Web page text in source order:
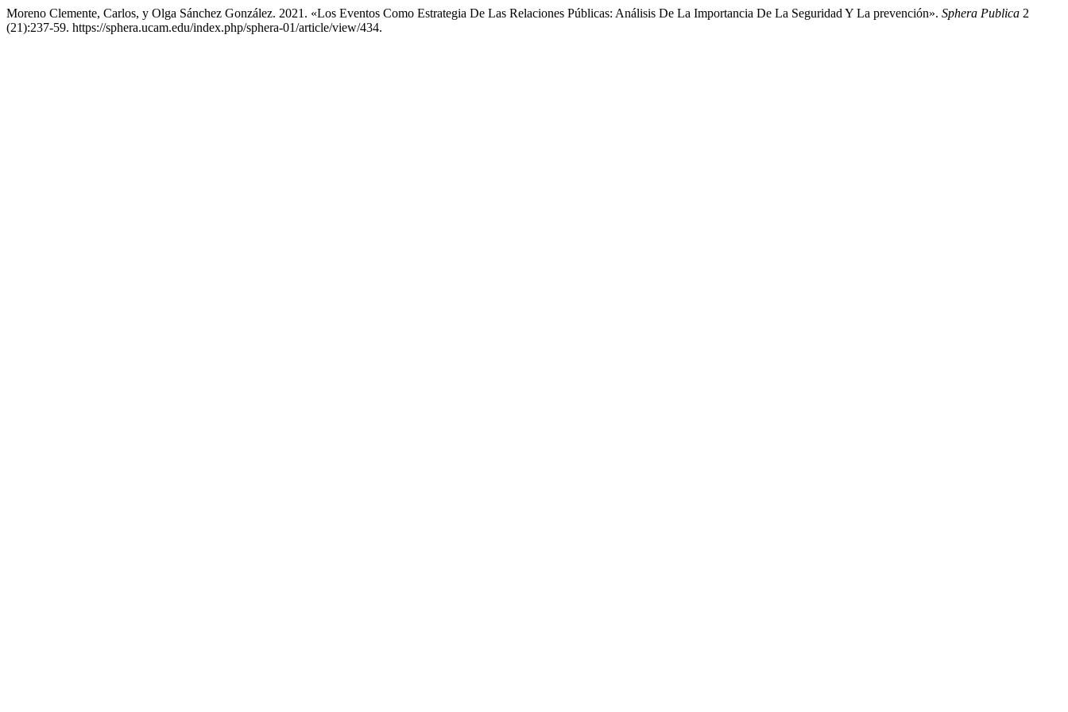
Moreno Clemente, Carlos, y Olga Sánchez González. 2021. «Los Eventos Como Estrategia De Las Relaciones Públicas: Análisis De La Importancia De La Seguridad Y La prevención». Sphera Publica 2
(21):237-59. https://sphera.ucam.edu/index.php/sphera-01/article/view/434.